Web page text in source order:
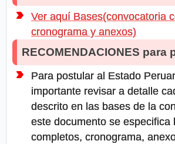
Ver aquí Bases(convocatoria
cronograma y anexos)
RECOMENDACIONES para
Para postular al Estado
importante revisar a detalle
descrito en las bases de la
este documento se especifica
completos, cronograma,